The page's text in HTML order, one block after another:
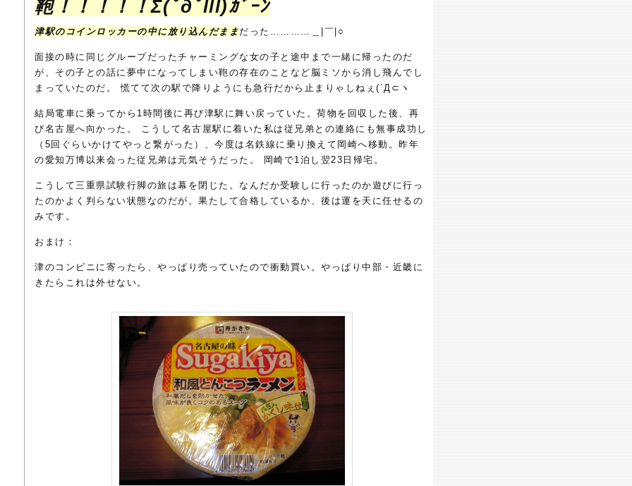
鞄！！！！！Σ(ﾟдﾟlll)ｶﾞｰﾝ
津駅のコインロッカーの中に放り込んだまま だった…………＿|￣|○
面接の時に同じグループだったチャーミングな女の子と途中まで一緒に帰ったのだ
が、その子との話に夢中になってしまい鞄の存在のことなど脳ミソから消し飛んでし
まっていたのだ。 慌てて次の駅で降りようにも急行だから止まりゃしねぇ(´Д⊂ヽ
結局電車に乗ってから1時間後に再び津駅に舞い戻っていた。荷物を回収した後、再
び名古屋へ向かった。 こうして名古屋駅に着いた私は従兄弟との連絡にも無事成功し
（5回ぐらいかけてやっと繋がった）、今度は名鉄線に乗り換えて岡崎へ移動。昨年
の愛知万博以来会った従兄弟は元気そうだった。 岡崎で1泊し翌23日帰宅。
こうして三重県試験行脚の旅は幕を閉じた。なんだか受験しに行ったのか遊びに行っ
たのかよく判らない状態なのだが。果たして合格しているか、後は運を天に任せるの
みです。
おまけ：
津のコンビニに寄ったら、やっぱり売っていたので衝動買い。やっぱり中部・近畿に
きたらこれは外せない。